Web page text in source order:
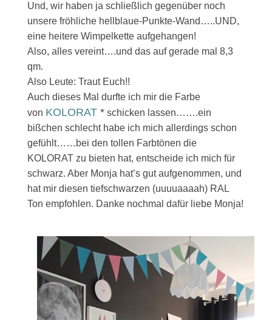
Und, wir haben ja schließlich gegenüber noch
unsere fröhliche hellblaue-Punkte-Wand…..UND,
eine heitere Wimpelkette aufgehangen!
Also, alles vereint….und das auf gerade mal 8,3
qm.
Also Leute: Traut Euch!!
Auch dieses Mal durfte ich mir die Farbe
von KOLORAT*schicken lassen…….ein
bißchen schlecht habe ich mich allerdings schon
gefühlt……bei den tollen Farbtönen die
KOLORAT zu bieten hat, entscheide ich mich für
schwarz. Aber Monja hat’s gut aufgenommen, und
hat mir diesen tiefschwarzen (uuuuaaaah) RAL
Ton empfohlen. Danke nochmal dafür liebe Monja!